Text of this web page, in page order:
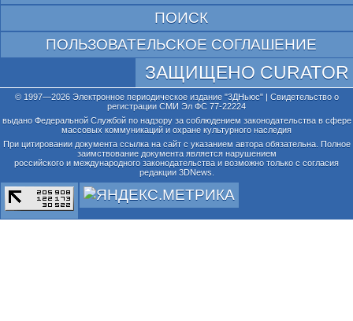
ПОИСК
ПОЛЬЗОВАТЕЛЬСКОЕ СОГЛАШЕНИЕ
ЗАЩИЩЕНО CURATOR
© 1997—2026 Электронное периодическое издание "3ДНьюс" | Свидетельство о
регистрации СМИ Эл ФС 77-22224
выдано Федеральной Службой по надзору за соблюдением законодательства в сфере
массовых коммуникаций и охране культурного наследия
При цитировании документа ссылка на сайт с указанием автора обязательна. Полное
заимствование документа является нарушением
российского и международного законодательства и возможно только с согласия
редакции 3DNews.